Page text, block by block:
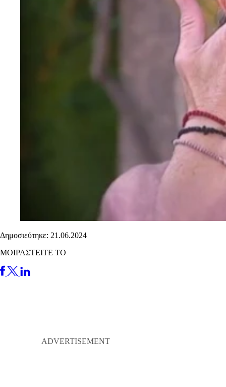
Δημοσιεύτηκε: 21.06.2024
ΜΟΙΡΑΣΤΕΙΤΕ ΤΟ